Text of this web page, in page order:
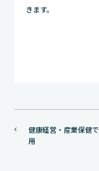
きます。
稿
健康経営・産業保健
用